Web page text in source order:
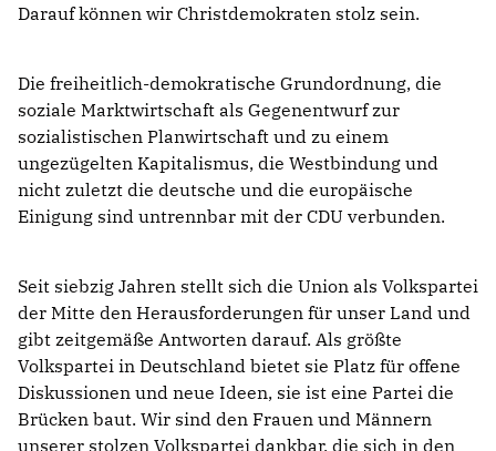
Darauf können wir Christdemokraten stolz sein.
Die freiheitlich-demokratische Grundordnung, die
soziale Marktwirtschaft als Gegenentwurf zur
sozialistischen Planwirtschaft und zu einem
ungezügelten Kapitalismus, die Westbindung und
nicht zuletzt die deutsche und die europäische
Einigung sind untrennbar mit der CDU verbunden.
Seit siebzig Jahren stellt sich die Union als Volkspartei
der Mitte den Herausforderungen für unser Land und
gibt zeitgemäße Antworten darauf. Als größte
Volkspartei in Deutschland bietet sie Platz für offene
Diskussionen und neue Ideen, sie ist eine Partei die
Brücken baut. Wir sind den Frauen und Männern
unserer stolzen Volkspartei dankbar, die sich in den